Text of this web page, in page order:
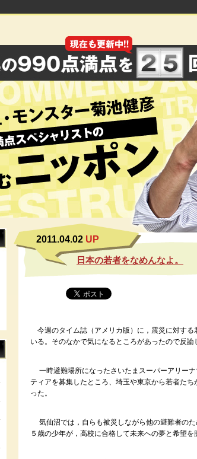
2011.04.02 UP
日本の若者をなめんなよ。
今週のタイム誌（アメリカ版）に，震災に対する
いる。そのなかで気になるところがあったので反論
一時避難場所になったさいたまスーパーアリー
ティアを募集したところ、埼玉や東京から若者た
った。
気仙沼では，自らも被災しながら他の避難者のた
５歳の少年が，高校に合格して未来への夢と希望を